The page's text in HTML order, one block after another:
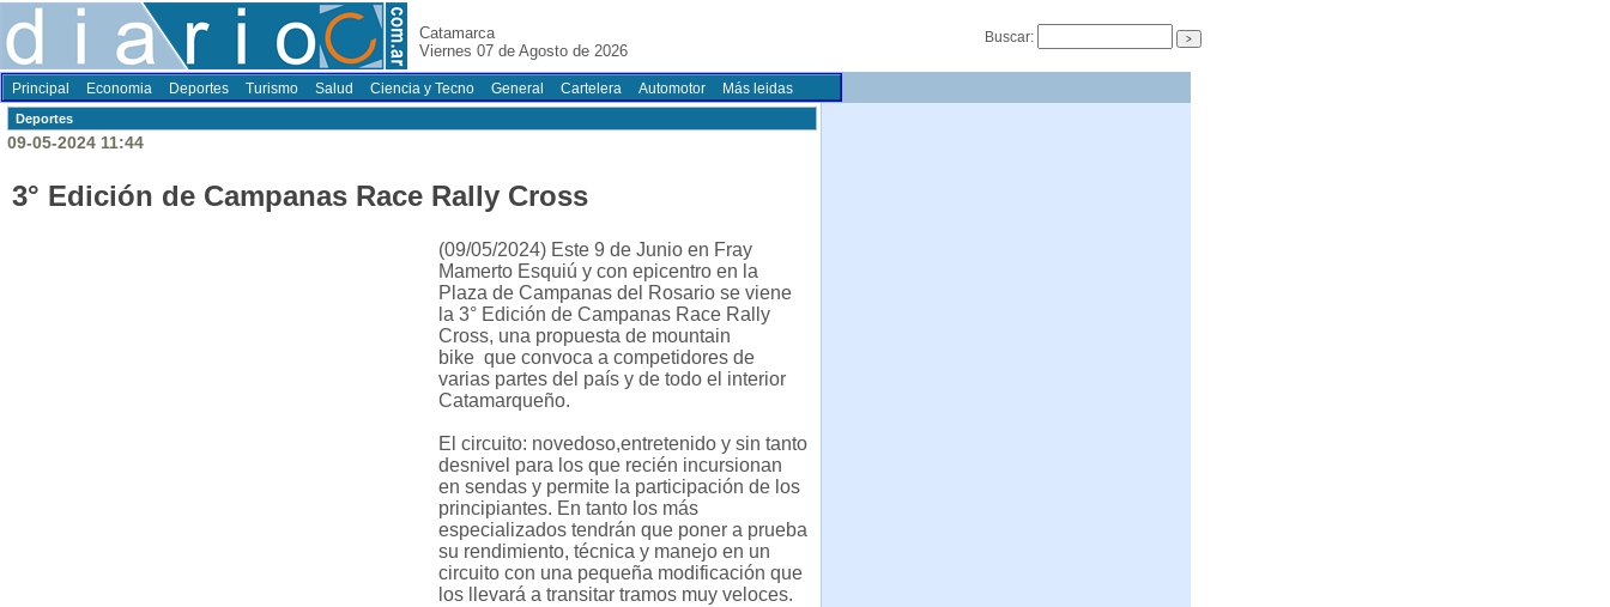
Catamarca
Viernes 07 de Agosto de 2026
Buscar:
Principal Economia Deportes Turismo Salud Ciencia y Tecno General Cartelera Automotor Más leidas
Deportes
09-05-2024 11:44
3° Edición de Campanas Race Rally Cross
(09/05/2024) Este 9 de Junio en Fray
Mamerto Esquiú y con epicentro en la
Plaza de Campanas del Rosario se viene
la 3° Edición de Campanas Race Rally
Cross, una propuesta de mountain
bike que convoca a competidores de
varias partes del país y de todo el interior
Catamarqueño.
El circuito: novedoso,entretenido y sin tanto
desnivel para los que recién incursionan
en sendas y permite la participación de los
principiantes. En tanto los más
especializados tendrán que poner a prueba
su rendimiento, técnica y manejo en un
circuito con una pequeña modificación que
los llevará a transitar tramos muy veloces.